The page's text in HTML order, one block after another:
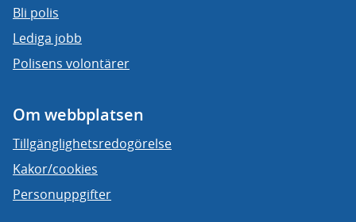
Bli polis
Lediga jobb
Polisens volontärer
Om webbplatsen
Tillgänglighetsredogörelse
Kakor/cookies
Personuppgifter